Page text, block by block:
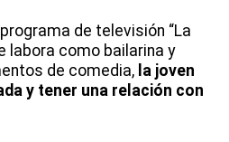
de televisión “La
labora como bailarina y
de comedia, la joven
y tener una relación con